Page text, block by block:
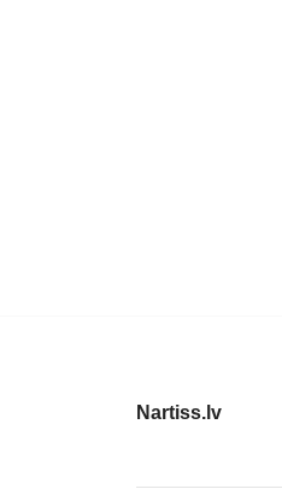
Nartiss.lv